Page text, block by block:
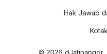
Hak Jawab